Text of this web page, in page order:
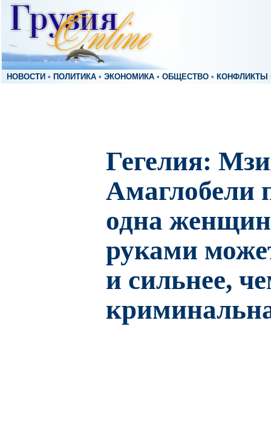
НОВОСТИ • ПОЛИТИКА • ЭКОНОМИКА • ОБЩЕСТВО • КОНФЛИКТЫ
Гегелия:
Амаглобели
одна
руками
и сильнее,